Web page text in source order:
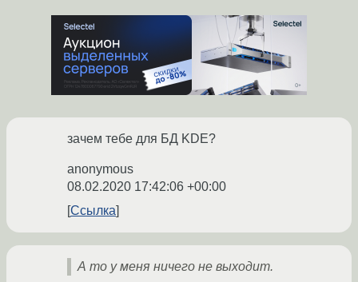
зачем тебе для БД KDE?
anonymous
08.02.2020 17:42:06 +00:00
Ссылка
А то у меня ничего не выходит.